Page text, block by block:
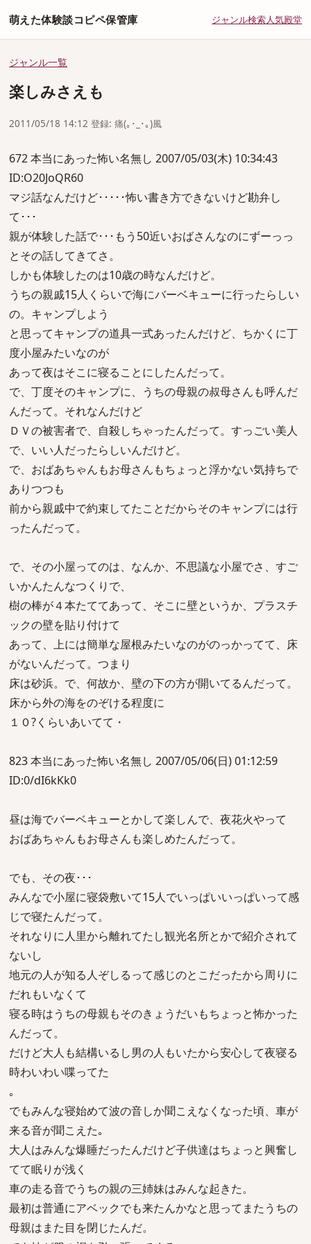
萌えた体験談コピペ保管庫 ジャンル検索人気殿堂
ジャンル一覧
楽しみさえも
2011/05/18 14:12 登録: 痛(｡･_･｡)風
672 本当にあった怖い名無し 2007/05/03(木) 10:34:43
ID:O20JoQR60
マジ話なんだけど･････怖い書き方できないけど勘弁し
て･･･
親が体験した話で･･･もう50近いおばさんなのにずーっっ
とその話してきてさ。
しかも体験したのは10歳の時なんだけど。
うちの親戚15人くらいで海にバーベキューに行ったらしい
の。キャンプしよう
と思ってキャンプの道具一式あったんだけど、ちかくに丁
度小屋みたいなのが
あって夜はそこに寝ることにしたんだって。
で、丁度そのキャンプに、うちの母親の叔母さんも呼んだ
んだって。それなんだけど
ＤＶの被害者で、自殺しちゃったんだって。すっごい美人
で、いい人だったらしいんだけど。
で、おばあちゃんもお母さんもちょっと浮かない気持ちで
ありつつも
前から親戚中で約束してたことだからそのキャンプには行
ったんだって。
で、その小屋ってのは、なんか、不思議な小屋でさ、すご
いかんたんなつくりで、
樹の棒が４本たててあって、そこに壁というか、プラスチ
ックの壁を貼り付けて
あって、上には簡単な屋根みたいなのがのっかってて、床
がないんだって。つまり
床は砂浜。で、何故か、壁の下の方が開いてるんだって。
床から外の海をのぞける程度に
１０?くらいあいてて・
823 本当にあった怖い名無し 2007/05/06(日) 01:12:59
ID:0/dI6kKk0
昼は海でバーベキューとかして楽しんで、夜花火やって
おばあちゃんもお母さんも楽しめたんだって。
でも、その夜･･･
みんなで小屋に寝袋敷いて15人でいっぱいいっぱいって感
じで寝たんだって。
それなりに人里から離れてたし観光名所とかで紹介されて
ないし
地元の人が知る人ぞしるって感じのとこだったから周りに
だれもいなくて
寝る時はうちの母親もそのきょうだいもちょっと怖かった
んだって。
だけど大人も結構いるし男の人もいたから安心して夜寝る
時わいわい喋ってた
｡
でもみんな寝始めて波の音しか聞こえなくなった頃、車が
来る音が聞こえた｡
大人はみんな爆睡だったんだけど子供達はちょっと興奮し
てて眠りが浅く
車の走る音でうちの親の三姉妹はみんな起きた。
最初は普通にアベックでも来たんかなと思ってまたうちの
母親はまた目を閉じたんだ。